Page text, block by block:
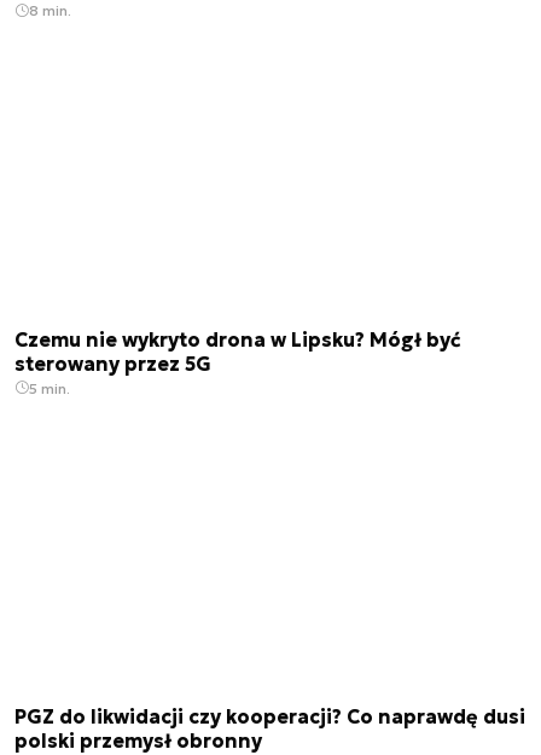
8 min.
Czemu nie wykryto drona w Lipsku? Mógł być
sterowany przez 5G
5 min.
PGZ do likwidacji czy kooperacji? Co naprawdę dusi
polski przemysł obronny